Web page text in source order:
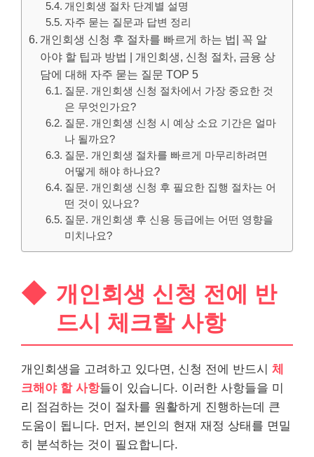
개인회생 절차 단계별 설명
자주 묻는 질문과 답변 정리
개인회생 신청 후 절차를 빠르게 하는 법| 꼭 알
아야 할 팁과 방법 | 개인회생, 신청 절차, 금융 상
담에 대해 자주 묻는 질문 TOP 5
질문. 개인회생 신청 절차에서 가장 중요한 것
은 무엇인가요?
질문. 개인회생 신청 시 예상 소요 기간은 얼마
나 될까요?
질문. 개인회생 절차를 빠르게 마무리하려면
어떻게 해야 하나요?
질문. 개인회생 신청 후 필요한 집행 절차는 어
떤 것이 있나요?
질문. 개인회생 후 신용 등급에는 어떤 영향을
미치나요?
개인회생 신청 전에 반
드시 체크할 사항
개인회생을 고려하고 있다면, 신청 전에 반드시 체
크해야 할 사항들이 있습니다. 이러한 사항들을 미
리 점검하는 것이 절차를 원활하게 진행하는데 큰
도움이 됩니다. 먼저, 본인의 현재 재정 상태를 면밀
히 분석하는 것이 필요합니다.